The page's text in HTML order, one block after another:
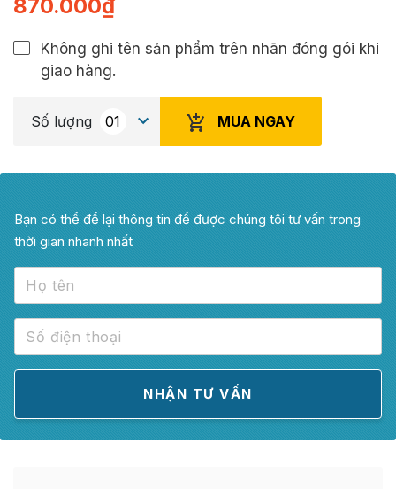
870.000₫
Không ghi tên sản phẩm trên nhãn đóng gói khi
giao hàng.
Số lượng MUA NGAY
Bạn có thể để lại thông tin để được chúng tôi tư vấn trong
thời gian nhanh nhất